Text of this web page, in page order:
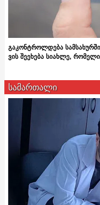
გაკონტროლდება
ვის შეეხება სიახლე,
სამართალი